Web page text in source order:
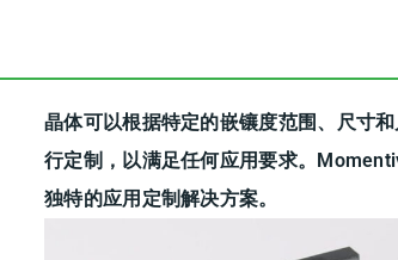
晶体可以根据特定的嵌镶度范围、尺寸
行定制，以满足任何应用要求。
独特的应用定制解决方案。